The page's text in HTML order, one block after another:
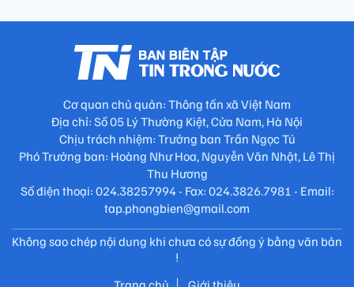
Cơ quan chủ quản: Thông tấn xã Việt Nam
Địa chỉ: Số 05 Lý Thường Kiệt, Cửa Nam, Hà Nội
Chịu trách nhiệm: Trưởng ban Trần Ngọc Tú
Phó Trưởng ban: Hoàng Như Hoa, Nguyễn Văn Nhật, Lê Thị
Thu Hương
Số điện thoại: 024.38257994 - Fax: 024.3826.7981 - Email:
tap.phongbien@gmail.com
Không sao chép nội dung khi chưa có sự đồng ý bằng văn bản
!